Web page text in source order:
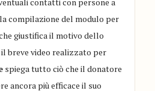
compilazione del modulo per
giustifica il motivo dello
breve video realizzato per
spiega tutto ciò che il donatore
ancora più efficace il suo